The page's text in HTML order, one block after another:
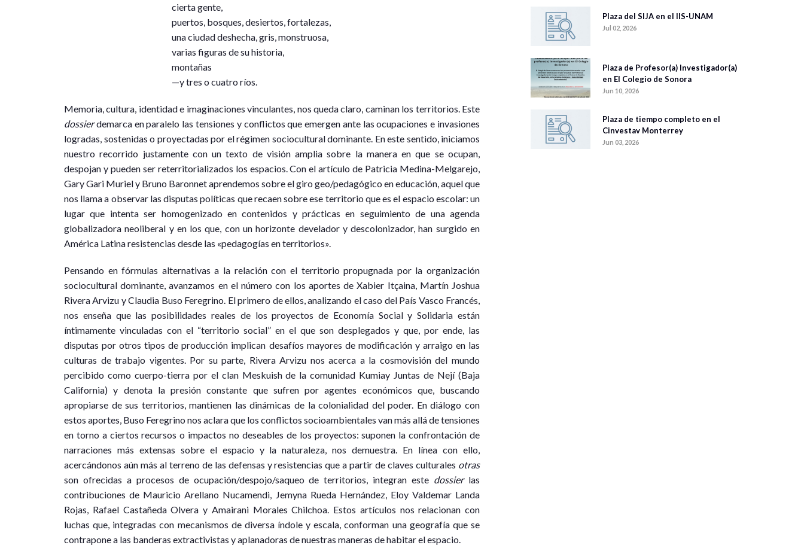
cierta gente,
puertos, bosques, desiertos, fortalezas,
una ciudad deshecha, gris, monstruosa,
varias figuras de su historia,
montañas
—y tres o cuatro ríos.
Memoria, cultura, identidad e imaginaciones vinculantes, nos queda claro, caminan los territorios. Este
dossierdemarca en paralelo las tensiones y conflictos que emergen ante las ocupaciones e invasiones
logradas, sostenidas o proyectadas por el régimen sociocultural dominante. En este sentido, iniciamos
nuestro recorrido justamente con un texto de visión amplia sobre la manera en que se ocupan,
despojan y pueden ser reterritorializados los espacios. Con el artículo de Patricia Medina-Melgarejo,
Gary Gari Muriel y Bruno Baronnet aprendemos sobre el giro geo/pedagógico en educación, aquel que
nos llama a observar las disputas políticas que recaen sobre ese territorio que es el espacio escolar: un
lugar que intenta ser homogenizado en contenidos y prácticas en seguimiento de una agenda
globalizadora neoliberal y en los que, con un horizonte develador y descolonizador, han surgido en
América Latina resistencias desde las «pedagogías en territorios».
Pensando en fórmulas alternativas a la relación con el territorio propugnada por la organización
sociocultural dominante, avanzamos en el número con los aportes de Xabier Itçaina, Martín Joshua
Rivera Arvizu y Claudia Buso Feregrino. El primero de ellos, analizando el caso del País Vasco Francés,
nos enseña que las posibilidades reales de los proyectos de Economía Social y Solidaria están
íntimamente vinculadas con el “territorio social” en el que son desplegados y que, por ende, las
disputas por otros tipos de producción implican desafíos mayores de modificación y arraigo en las
culturas de trabajo vigentes. Por su parte, Rivera Arvizu nos acerca a la cosmovisión del mundo
percibido como cuerpo-tierra por el clan Meskuish de la comunidad Kumiay Juntas de Nejí (Baja
California) y denota la presión constante que sufren por agentes económicos que, buscando
apropiarse de sus territorios, mantienen las dinámicas de la colonialidad del poder. En diálogo con
estos aportes, Buso Feregrino nos aclara que los conflictos socioambientales van más allá de tensiones
en torno a ciertos recursos o impactos no deseables de los proyectos: suponen la confrontación de
narraciones más extensas sobre el espacio y la naturaleza, nos demuestra. En línea con ello,
acercándonos aún más al terreno de las defensas y resistencias que a partir de claves culturales otras
son ofrecidas a procesos de ocupación/despojo/saqueo de territorios, integran este dossierlas
contribuciones de Mauricio Arellano Nucamendi, Jemyna Rueda Hernández, Eloy Valdemar Landa
Rojas, Rafael Castañeda Olvera y Amairani Morales Chilchoa. Estos artículos nos relacionan con
luchas que, integradas con mecanismos de diversa índole y escala, conforman una geografía que se
contrapone a las banderas extractivistas y aplanadoras de nuestras maneras de habitar el espacio.
Plaza del SIJA en el IIS-UNAM
Jul 02, 2026
Plaza de Profesor(a) Investigador(a)
en El Colegio de Sonora
Jun 10, 2026
Plaza de tiempo completo en el
Cinvestav Monterrey
Jun 03, 2026